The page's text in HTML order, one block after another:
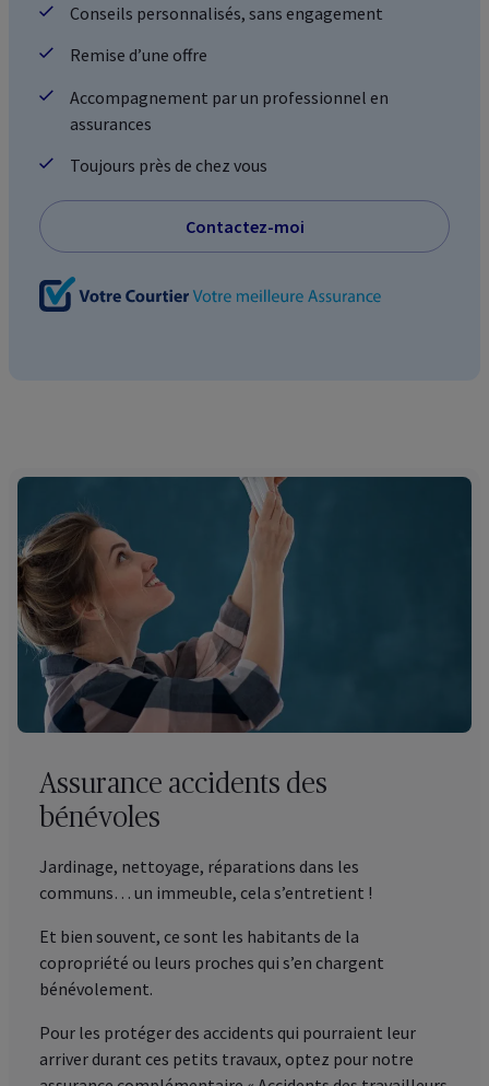
Conseils personnalisés, sans engagement
Remise d’une offre
Accompagnement par un professionnel en
assurances
Toujours près de chez vous
Contactez-moi
Assurance accidents des
bénévoles
Jardinage, nettoyage, réparations dans les
communs… un immeuble, cela s’entretient !
Et bien souvent, ce sont les habitants de la
copropriété ou leurs proches qui s’en chargent
bénévolement.
Pour les protéger des accidents qui pourraient leur
arriver durant ces petits travaux, optez pour notre